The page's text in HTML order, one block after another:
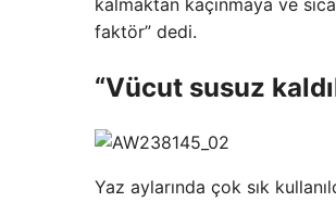
faktör” dedi.
“Vücut susuz
Yaz aylarında çok sık